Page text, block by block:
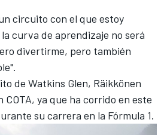
circuito con el que estoy
curva de aprendizaje no será
divertirme, pero también
de Watkins Glen, Räikkönen
ya que ha corrido en este
su carrera en la Fórmula 1.